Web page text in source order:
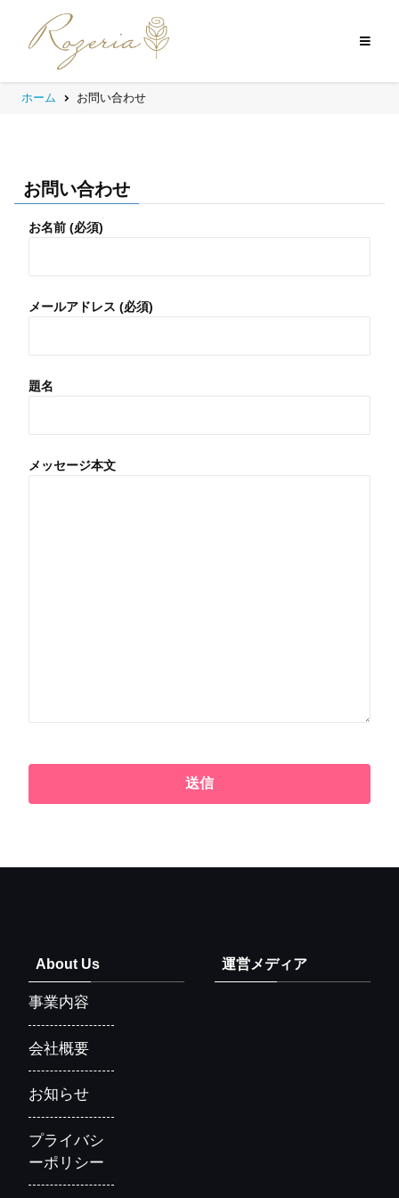
ホーム お問い合わせ
お問い合わせ
お名前 (必須)
メールアドレス (必須)
題名
メッセージ本文
About Us
事業内容
会社概要
お知らせ
プライバシ
ーポリシー
運営メディア